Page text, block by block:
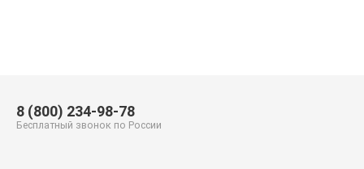
8 (800) 234-98-78
Бесплатный звонок по России